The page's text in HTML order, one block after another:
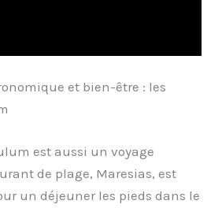
et bien-être : les
est aussi un voyage
de plage, Maresias, est
un déjeuner les pieds dans le